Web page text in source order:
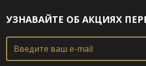
УЗНАВАЙТЕ ОБ АКЦИЯХ
Введите ваш e-mail